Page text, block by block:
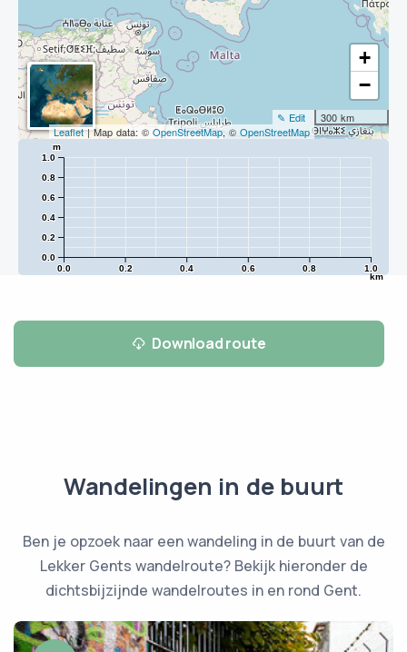
+
−
300 km
✎ Edit
Leaflet| Map data: © OpenStreetMap, © OpenStreetMap
0.0 0.2 0.4 0.6 0.8 1.0
km
0.0
0.2
0.4
0.6
0.8
1.0
m
Download route
Wandelingen in de buurt
Ben je opzoek naar een wandeling in de buurt van de
Lekker Gents wandelroute? Bekijk hieronder de
dichtsbijzijnde wandelroutes in en rond Gent.